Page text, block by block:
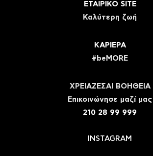
ΕΤΑΙΡΙΚΟ SITE
Καλύτερη ζωή
ΚΑΡΙΕΡΑ
#beMORE
ΧΡΕΙΑΖΕΣΑΙ ΒΟΗΘΕΙΑ
Eπικοινώνησε μαζί μας
210 28 99 999
INSTAGRAM